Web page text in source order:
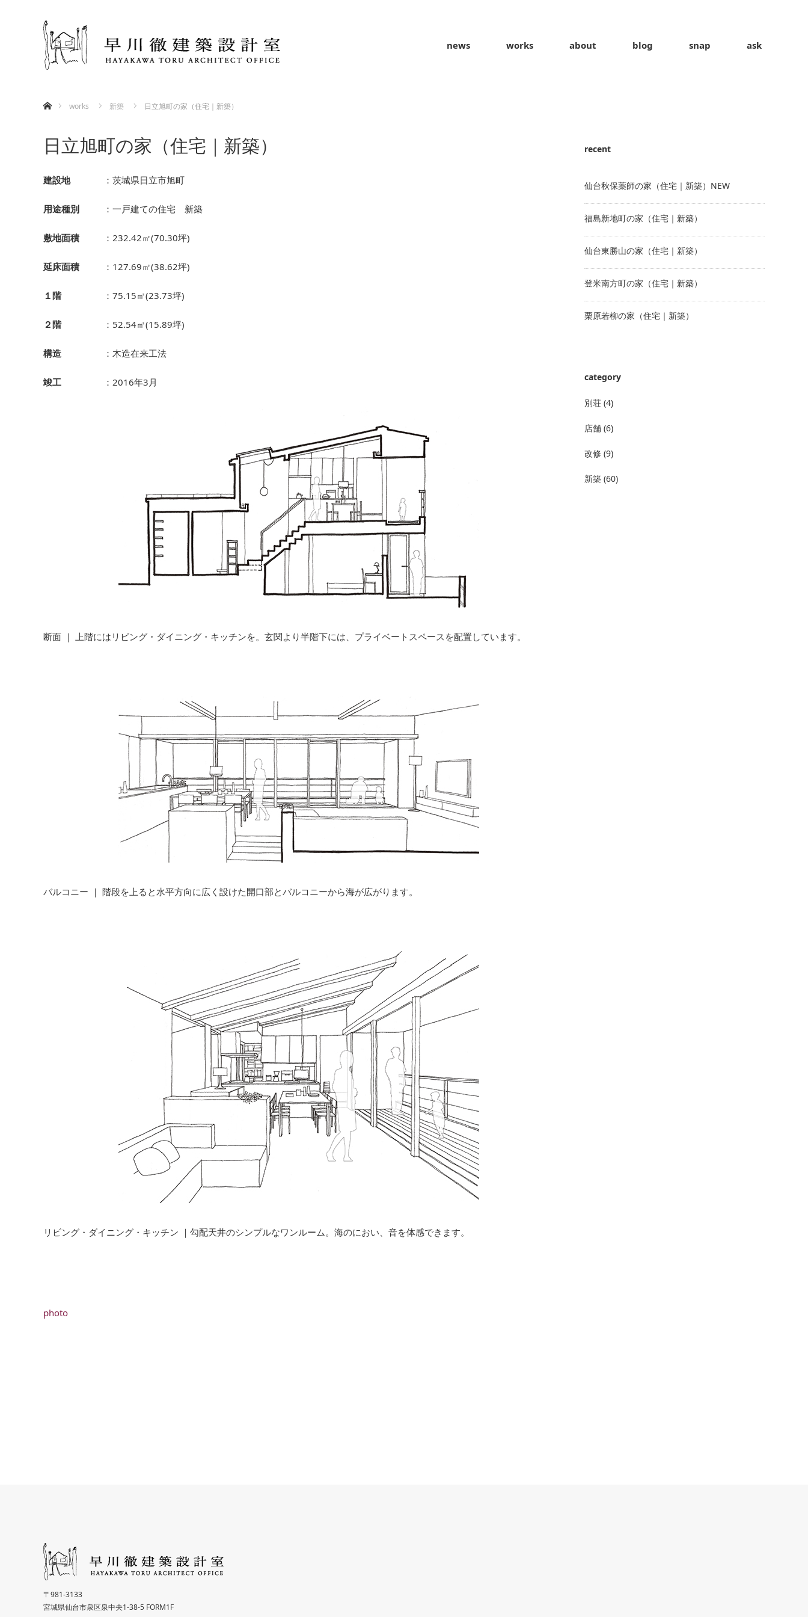
news works about blog snap ask
works
新築 日立旭町の家（住宅｜新築）
日立旭町の家（住宅｜新築）
建設地 ：茨城県日立市旭町
用途種別 ：一戸建ての住宅 新築
敷地面積 ：232.42㎡(70.30坪)
延床面積 ：127.69㎡(38.62坪)
１階 ：75.15㎡(23.73坪)
２階 ：52.54㎡(15.89坪)
構造 ：木造在来工法
竣工 ：2016年3月
断面 ｜ 上階にはリビング・ダイニング・キッチンを。玄関より半階下には、プライベートスペースを配置しています。
バルコニー ｜ 階段を上ると水平方向に広く設けた開口部とバルコニーから海が広がります。
リビング・ダイニング・キッチン ｜勾配天井のシンプルなワンルーム。海のにおい、音を体感できます。
photo
recent
仙台秋保薬師の家（住宅｜新築）NEW
福島新地町の家（住宅｜新築）
仙台東勝山の家（住宅｜新築）
登米南方町の家（住宅｜新築）
栗原若柳の家（住宅｜新築）
category
別荘 (4)
店舗 (6)
改修 (9)
新築 (60)
〒981-3133
宮城県仙台市泉区泉中央1-38-5 FORM1F